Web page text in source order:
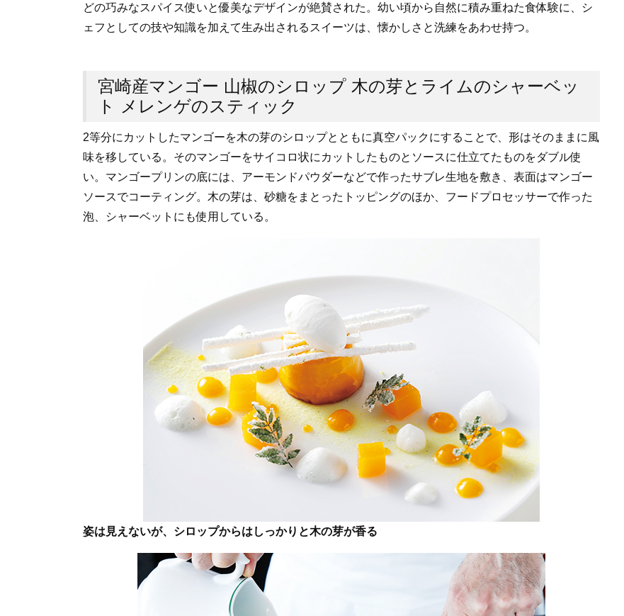
どの巧みなスパイス使いと優美なデザインが絶賛された。幼い頃から自然に積み重ねた食体験に、シ
ェフとしての技や知識を加えて生み出されるスイーツは、懐かしさと洗練をあわせ持つ。
宮崎産マンゴー 山椒のシロップ 木の芽とライムのシャーベッ
ト メレンゲのスティック
2等分にカットしたマンゴーを木の芽のシロップとともに真空パックにすることで、形はそのままに風
味を移している。そのマンゴーをサイコロ状にカットしたものとソースに仕立てたものをダブル使
い。マンゴープリンの底には、アーモンドパウダーなどで作ったサブレ生地を敷き、表面はマンゴー
ソースでコーティング。木の芽は、砂糖をまとったトッピングのほか、フードプロセッサーで作った
泡、シャーベットにも使用している。
姿は見えないが、シロップからはしっかりと木の芽が香る